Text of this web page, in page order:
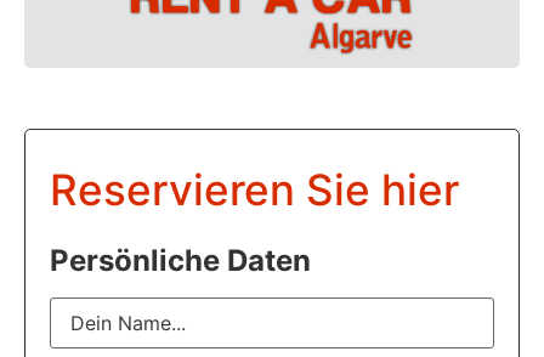
Reservieren Sie hier
Persönliche Daten